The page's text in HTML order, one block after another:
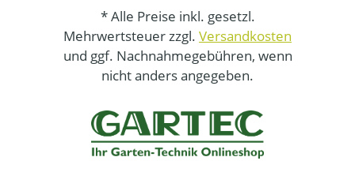
* Alle Preise inkl. gesetzl.
Mehrwertsteuer zzgl. Versandkosten
und ggf. Nachnahmegebühren, wenn
nicht anders angegeben.